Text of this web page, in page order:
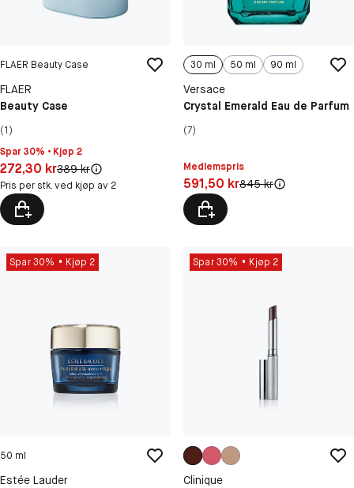
FLAER Beauty Case
FLAER
Beauty Case
(1)
Spar 30% • Kjøp 2
Pris: 272,30 kr
272,30 krOriginal pris:
389 kr
Pris per stk. ved kjøp av 2
30 ml 50 ml 90 ml
Versace
Crystal Emerald Eau de Parfum
(7)
Medlemspris
Pris: 591,50 kr
591,50 krOriginal pris:
845 kr
Spar 30% Kjøp 2
50 ml
Estée Lauder
Spar 30% Kjøp 2
Clinique